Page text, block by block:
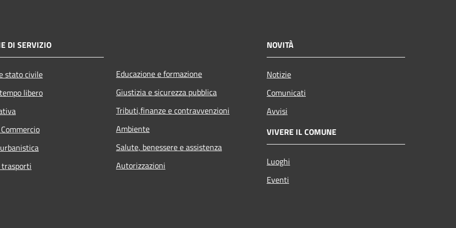
DI SERVIZIO
stato civile
libero
Educazione e formazione
Giustizia e sicurezza pubblica
Tributi,finanze e contravvenzioni
Ambiente
Salute, benessere e assistenza
Autorizzazioni
NOVITÀ
Notizie
Comunicati
Avvisi
VIVERE IL COMUNE
Luoghi
Eventi